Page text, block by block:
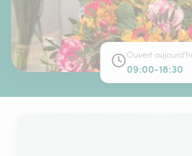
Ouvert
09:00-18:30